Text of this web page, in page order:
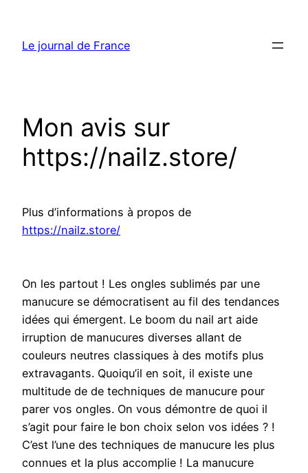
contenu
Le journal de France
Mon avis sur
https://nailz.store/
Plus d’informations à propos de
https://nailz.store/
On les partout ! Les ongles sublimés par une
manucure se démocratisent au fil des tendances
idées qui émergent. Le boom du nail art aide
irruption de manucures diverses allant de
couleurs neutres classiques à des motifs plus
extravagants. Quoiqu’il en soit, il existe une
multitude de de techniques de manucure pour
parer vos ongles. On vous démontre de quoi il
s’agit pour faire le bon choix selon vos idées ? !
C’est l’une des techniques de manucure les plus
connues et la plus accomplie ! La manucure